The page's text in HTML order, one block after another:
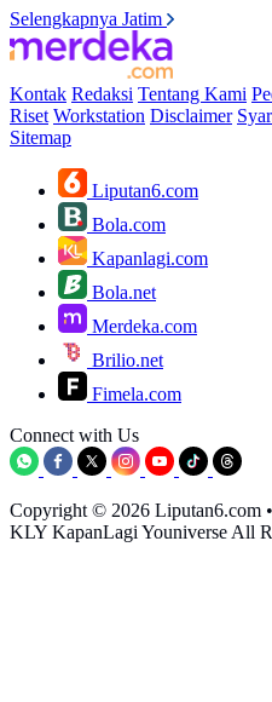
Selengkapnya Jatim
Kontak Redaksi Tentang Kami
Riset Workstation Disclaimer
Sitemap
Liputan6.com
Bola.com
Kapanlagi.com
Bola.net
Merdeka.com
Brilio.net
Fimela.com
Connect with Us
Copyright © 2026 Liputan6.com •
KLY KapanLagi Youniverse All